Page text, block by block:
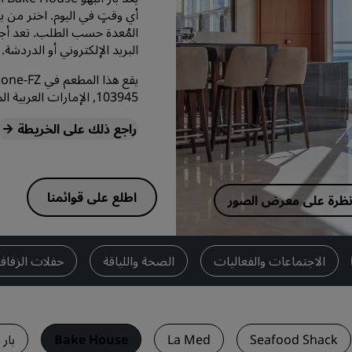
اطلب عرض أسعار
وجهات الفعاليات
تناول الطعام
البحث عن مطعم
الخدمات الرقمية
نظرة على معرض الصور
أي وقتٍ في اليوم. اختر من
المُعدة حسب الطلب. تعد
البريد الإلكتروني أو الدردشة.
103945, الإمارات العربية المتحدة
راجع ذلك على الخريطة
اطلع على قوائمنا
الاجتماعات والفعاليات الصحة واللياقة حفلات
Seafood Shack
La Med
Bake House بار Shelf Pool